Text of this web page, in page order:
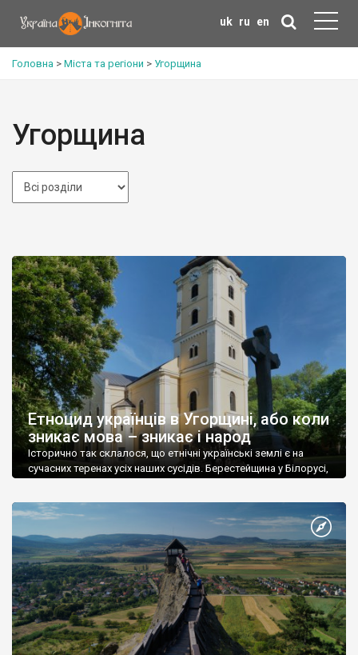
uk ru en
Головна > Міста та регіони > Угорщина
Угорщина
Етноцид українців в Угорщині, або коли
зникає мова – зникає і народ
Історично так склалося, що етнічні українські землі є на
сучасних теренах усіх наших сусідів. Берестейщина у Білорусі,
в Молдові, Стародубщина та Східна Слобожанщина на росії.
Ну це ніби знають усі. А от як так сталося, що немає етнічних
земель українців […]